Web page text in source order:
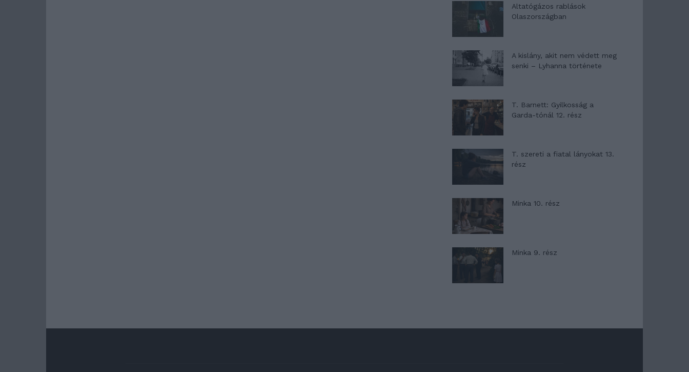
Altatógázos rablások
Olaszországban
A kislány, akit nem védett meg
senki – Lyhanna története
T. Barnett: Gyilkosság a
Garda-tónál 12. rész
T. szereti a fiatal lányokat 13.
rész
Minka 10. rész
Minka 9. rész